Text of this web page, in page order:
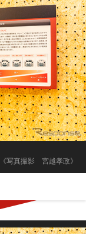
《写真撮影 宮越孝政》